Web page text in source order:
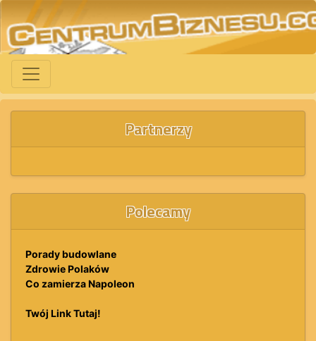
Partnerzy
Polecamy
Porady budowlane
Zdrowie Polaków
Co zamierza Napoleon
Twój Link Tutaj!